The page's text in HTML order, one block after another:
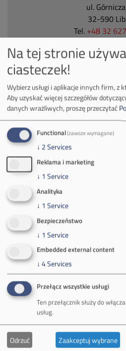
ul.
32-590
Tel. +48 32
Zakład Górniczy
tel.+48 32
Kontakt dla
(poniedziałek-piątek
Władze
Spółka Południowy
Zakład Górniczy
Zakład
Zakład
Na tej stronie
ciasteczek!
Wybierz usługi i aplikacje innych firm, z
Aby uzyskać więcej szczegółów
danych wrażliwych, proszę przeczytać
Functional(zawsze wymagane)
↓ 2Services
Reklama i marketing
↓ 1 Service
Analityka
↓ 1 Service
Bezpieczeństwo
↓ 1 Service
Embedded external content
↓ 4Services
Przełącz wszystkie usługi
Ten przełącznik służy do
usług.
Odrzuć Zaakceptuj wybrane